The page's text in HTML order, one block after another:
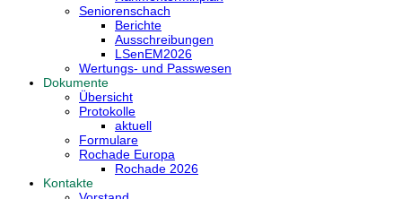
Seniorenschach
Berichte
Ausschreibungen
LSenEM2026
Wertungs- und Passwesen
Dokumente
Übersicht
Protokolle
aktuell
Formulare
Rochade Europa
Rochade 2026
Kontakte